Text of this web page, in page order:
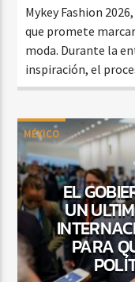
Mykey Fashion
que promete
moda. Durante la
inspiración, el
MÉXICO
EL
UN
PARA